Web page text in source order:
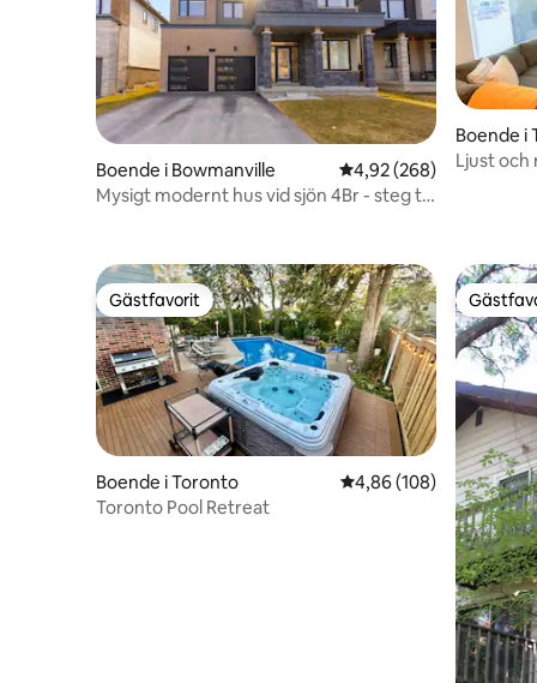
Boende i Bowmanville 4,92 av 5 i
4,92 (268)
Mysigt modernt hus vid sjön 4Br - steg till
Boende i
Ljust och
Gästfavorit
Gästfavorit
Boende i Toronto 4,86 av 5 i
4,86 (108)
Toronto Pool Retreat